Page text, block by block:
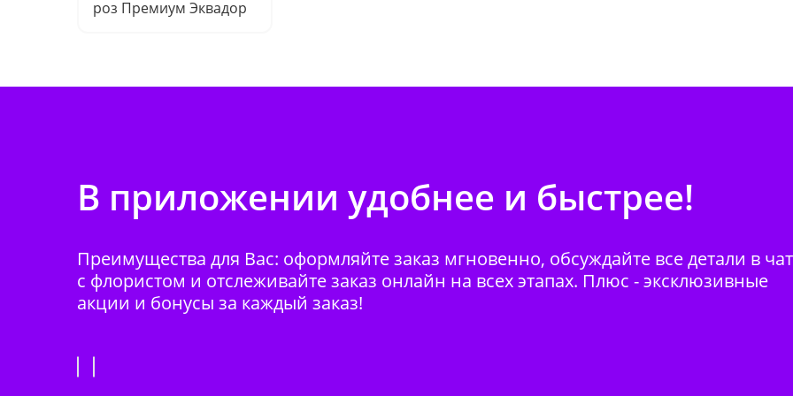
роз Премиум Эквадор
В приложении удобнее и быстрее!
Преимущества для Вас: оформляйте заказ мгновенно, обсуждайте все детали в
с флористом и отслеживайте заказ онлайн на всех этапах. Плюс - эксклюзивные
акции и бонусы за каждый заказ!